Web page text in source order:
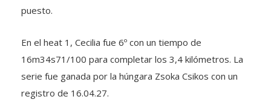
puesto.
En el heat 1, Cecilia fue 6º con un tiempo de
16m34s71/100 para completar los 3,4 kilómetros. La
serie fue ganada por la húngara Zsoka Csikos con un
registro de 16.04.27.